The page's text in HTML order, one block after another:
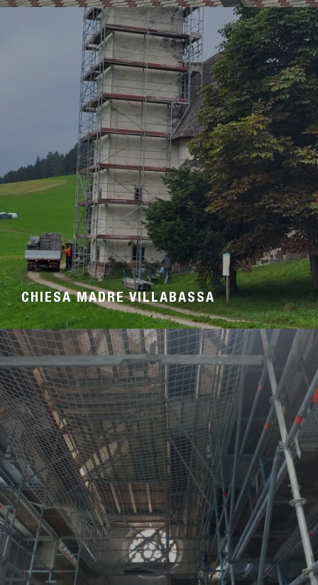
CHIESA MADRE VILLABASSA